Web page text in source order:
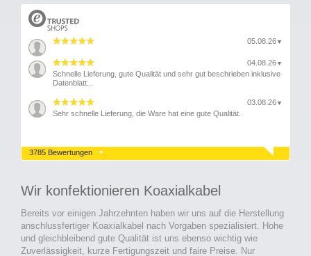
05.08.26 ▼
04.08.26 ▼
Schnelle Lieferung, gute Qualität und sehr gut beschrieben inklusive
Datenblatt...
03.08.26 ▼
Sehr schnelle Lieferung, die Ware hat eine gute Qualität.
3785 Bewertungen
Wir konfektionieren Koaxialkabel
Bereits vor einigen Jahrzehnten haben wir uns auf die Herstellung
anschlussfertiger Koaxialkabel nach Vorgaben spezialisiert. Hohe
und gleichbleibend gute Qualität ist uns ebenso wichtig wie
Zuverlässigkeit, kurze Fertigungszeit und faire Preise. Nur